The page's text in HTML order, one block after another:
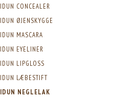
IDUN CONCEALER
IDUN ØJENSKYGGE
IDUN MASCARA
IDUN EYELINER
IDUN LIPGLOSS
IDUN LÆBESTIFT
IDUN NEGLELAK